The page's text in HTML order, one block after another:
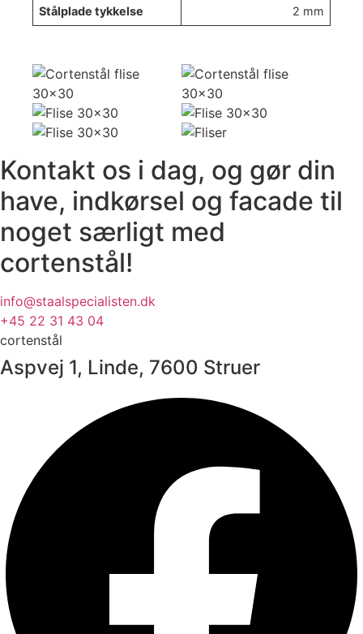
Stålplade tykkelse 2 mm
Kontakt os i dag, og gør din
have, indkørsel og facade til
noget særligt med
cortenstål!
info@staalspecialisten.dk
+45 22 31 43 04
cortenstål
Aspvej 1, Linde, 7600 Struer